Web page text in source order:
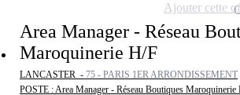
Area Manager - Réseau
Maroquinerie H/F
LANCASTER - 75 - PARIS 1ER ARRONDISSEMENT
POSTE : Area Manager - Réseau Boutiques
Ajouter cette